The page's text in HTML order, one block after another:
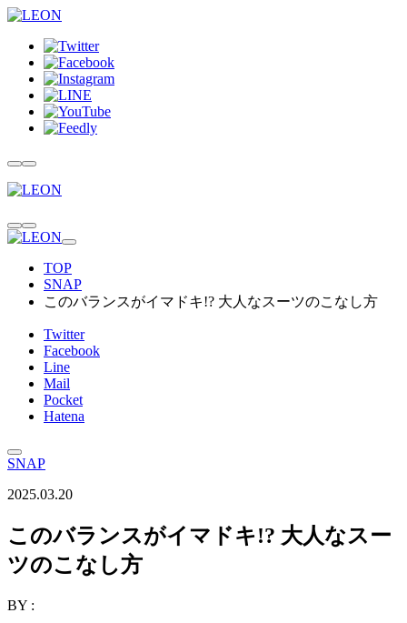
TOP
SNAP
このバランスがイマドキ!? 大人なスーツのこなし方
Twitter
Facebook
Line
Mail
Pocket
Hatena
SNAP
2025.03.20
このバランスがイマドキ!? 大人なスー
ツのこなし方
BY :